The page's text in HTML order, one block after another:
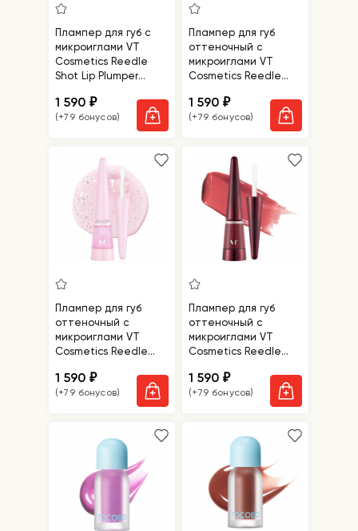
Плампер для губ с
микроиглами VT
Cosmetics Reedle
Shot Lip Plumper
1 590₽
(+79 бонусов)
Плампер для губ
оттеночный с
микроиглами VT
Cosmetics Reedle
Usagi Pink
1 590₽
(+79 бонусов)
Плампер для губ
оттеночный с
микроиглами VT
Cosmetics Reedle
Twinkle
1 590₽
(+79 бонусов)
Плампер для губ
оттеночный с
микроиглами VT
Cosmetics Reedle
Roseberry
1 590₽
(+79 бонусов)